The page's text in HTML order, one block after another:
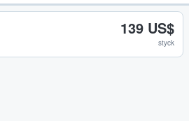
139 US$
styck